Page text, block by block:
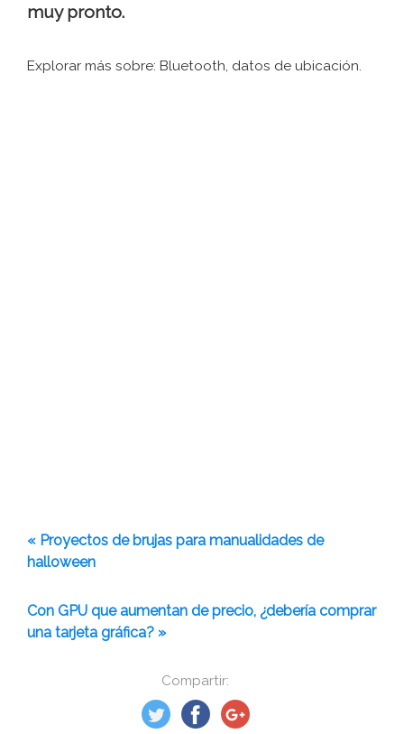
Compartir:
muy pronto.
Explorar más sobre: ​​Bluetooth, datos de ubicación.
« Proyectos de brujas para manualidades de
halloween
Con GPU que aumentan de precio, ¿debería comprar
una tarjeta gráfica? »